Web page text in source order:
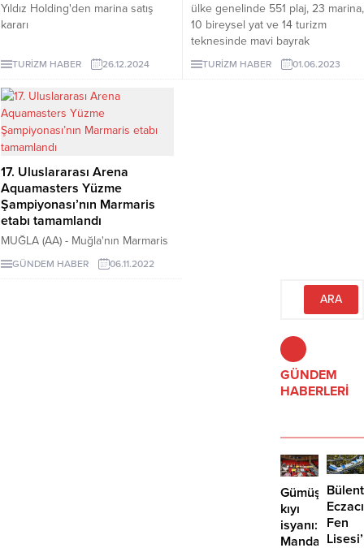
Yıldız Holding'den marina satış
kararı
TURİZM HABER 26.12.2024
ülke genelinde 551 plaj, 23 marina,
10 bireysel yat ve 14 turizm
teknesinde mavi bayrak
dalgalanacağını açıkladı. Muğla 551
plaj arasında yine Antalya'dan
TURİZM HABER 01.06.2023
17. Uluslararası Arena
Aquamasters Yüzme
Şampiyonası’nın Marmaris
etabı tamamlandı
MUĞLA (AA) - Muğla'nın Marmaris
ile Fethiye ilçelerinde 17'ncisi
düzenlenen Uluslararası Arena
GÜNDEM HABER 06.11.2022
GÜNDEM
HABERLERİ
Gümüşlük’te
kıyı
isyanı:
Mandalinci
Bülent
Fen